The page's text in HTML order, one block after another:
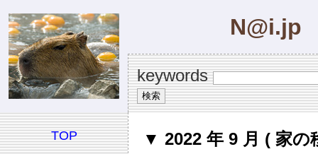
N@i.jp
keywords
TOP
▼ 2022 年 9 月 ( 家の